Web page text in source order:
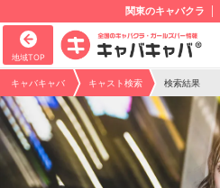
関東のキャバクラ
地域TOP
キャバキャバ キャスト検索 検索結果